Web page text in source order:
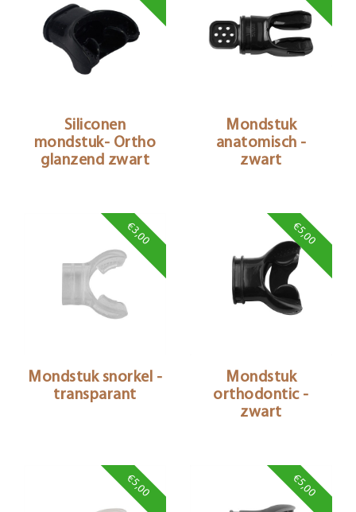
Siliconen
mondstuk- Ortho
glanzend zwart
Mondstuk
anatomisch -
zwart
€3,00
Mondstuk snorkel -
transparant
€5,00
Mondstuk
orthodontic -
zwart
€5,00 €5,00